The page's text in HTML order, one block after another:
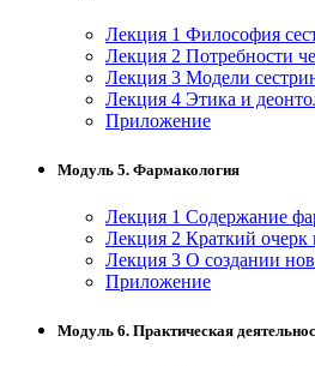
Техника и
Ядерная
Культура и
Сервис и
Лекция 1 Философия
Лекция 2 Потребности
Лекция 3 Модели
Лекция 4 Этика и
Приложение
Модуль 5. Фармакология
Лекция 1 Содержание
Лекция 2 Краткий очерк
Лекция 3 О создании
Приложение
Модуль 6. Практическая